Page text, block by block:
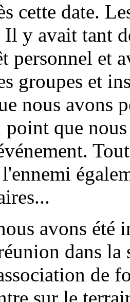
cette date.
y avait tant
personnel et
groupes et
nous avons
point que
avons été
dans la
de